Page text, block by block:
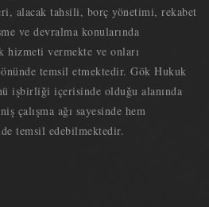
alacak tahsili, borç yönetimi, rekabet
ve devralma konularında
hizmeti vermekte ve onları
temsil etmektedir. Gök Hukuk
işbirliği içerisinde olduğu alanında
çalışma ağı sayesinde hem
temsil edebilmektedir.